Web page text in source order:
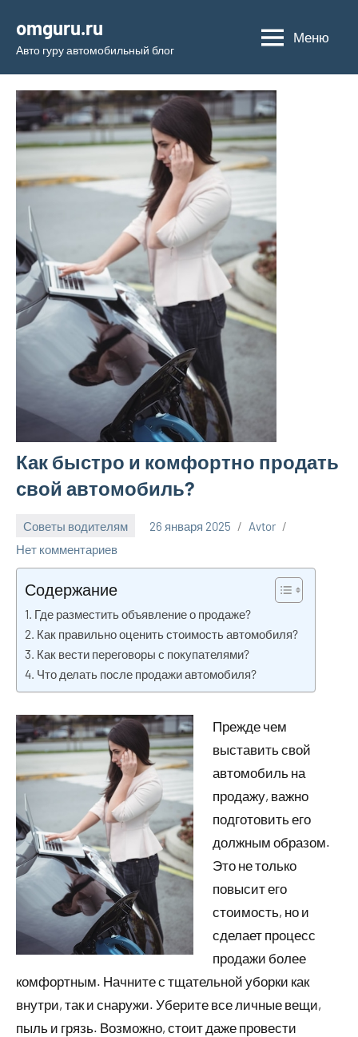
содержимому
omguru.ru
Авто гуру автомобильный блог
Меню
Как быстро и комфортно продать
свой автомобиль?
Советы водителям 26 января 2025
Avtor
Нет комментариев
Содержание
Где разместить объявление о продаже?
Как правильно оценить стоимость автомобиля?
Как вести переговоры с покупателями?
Что делать после продажи автомобиля?
Прежде чем
выставить свой
автомобиль на
продажу, важно
подготовить его
должным образом.
Это не только
повысит его
стоимость, но и
сделает процесс
продажи более
комфортным. Начните с тщательной уборки как
внутри, так и снаружи. Уберите все личные вещи,
пыль и грязь. Возможно, стоит даже провести